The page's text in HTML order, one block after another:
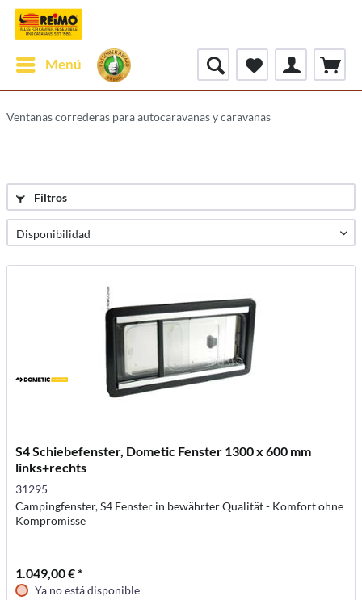
Menú
Ventanas correderas para autocaravanas y caravanas
Filtros
S4 Schiebefenster, Dometic Fenster 1300 x 600 mm
links+rechts
31295
Campingfenster, S4 Fenster in bewährter Qualität - Komfort ohne
Kompromisse
1.049,00 € *
Ya no está disponible